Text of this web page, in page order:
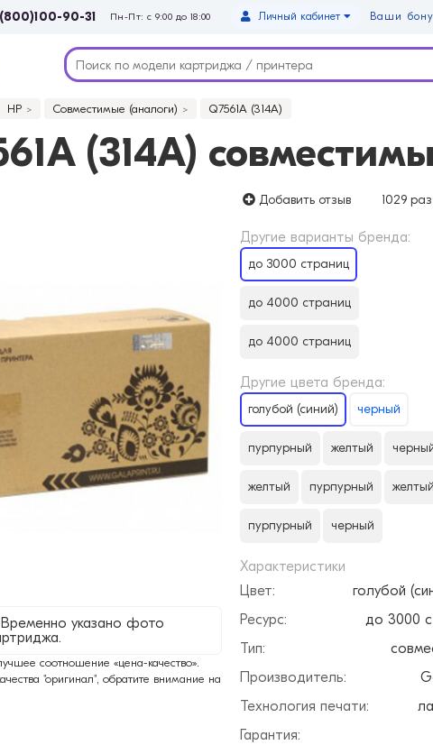
90-31 Пн-Пт: с 9:00 до 18:00 Ваши
Личный кабинет
HP Совместимые (аналоги) Q7561A (314A)
(314A)
Добавить отзыв 1029 раз
указано фото
соотношение «цена-качество».
"оригинал", обратите внимание на
Другие варианты бренда:
до 3000 страниц
до 4000 страниц
до 4000 страниц
Другие цвета бренда:
голубой (синий) черный
пурпурный желтый
желтый пурпурный
пурпурный черный
Характеристики
Цвет:
голубой
Ресурс:
до 3000
Тип:
Производитель:
Технология печати:
Гарантия: